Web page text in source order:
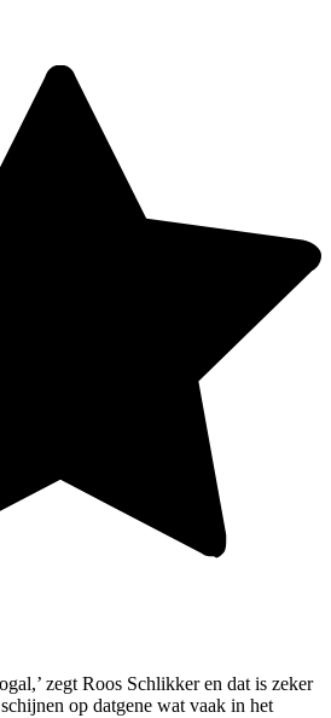
zegt Roos Schlikker en dat is zeker
op datgene wat vaak in het